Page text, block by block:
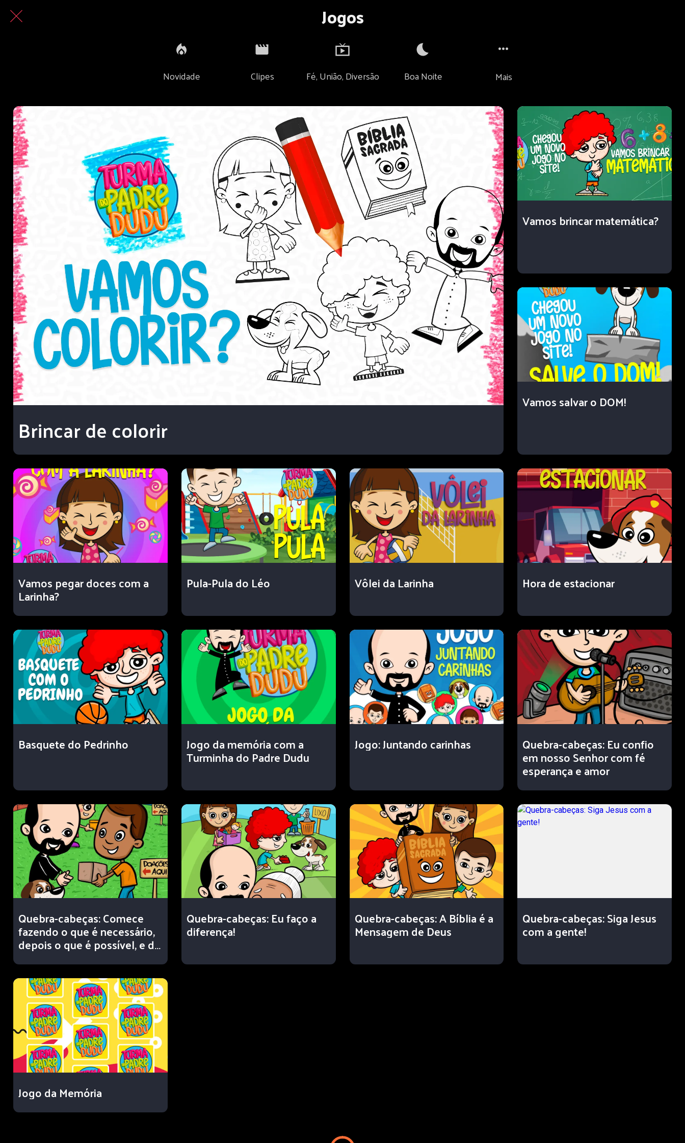
Jogos
Novidade Clipes Fé, União, Diversão Boa Noite Mais
Brincar de colorir
Vamos brincar matemática?
Vamos salvar o DOM!
Vamos pegar doces com a
Larinha?
Pula-Pula do Léo Vôlei da Larinha Hora de estacionar
Basquete do Pedrinho Jogo da memória com a
Turminha do Padre Dudu
Jogo: Juntando carinhas Quebra-cabeças: Eu confio
em nosso Senhor com fé
esperança e amor
Quebra-cabeças: Comece
fazendo o que é necessário,
depois o que é possível, e de
repente você estará fazendo
o impossível. (São Francisco
de Assis)
Quebra-cabeças: Eu faço a
diferença!
Quebra-cabeças: A Bíblia é a
Mensagem de Deus
Quebra-cabeças: Siga Jesus
com a gente!
Jogo da Memória